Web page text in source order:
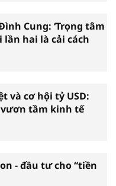
Cung: ‘Trọng tâm
hai là cải cách
và cơ hội tỷ USD:
tầm kinh tế
- đầu tư cho “tiền